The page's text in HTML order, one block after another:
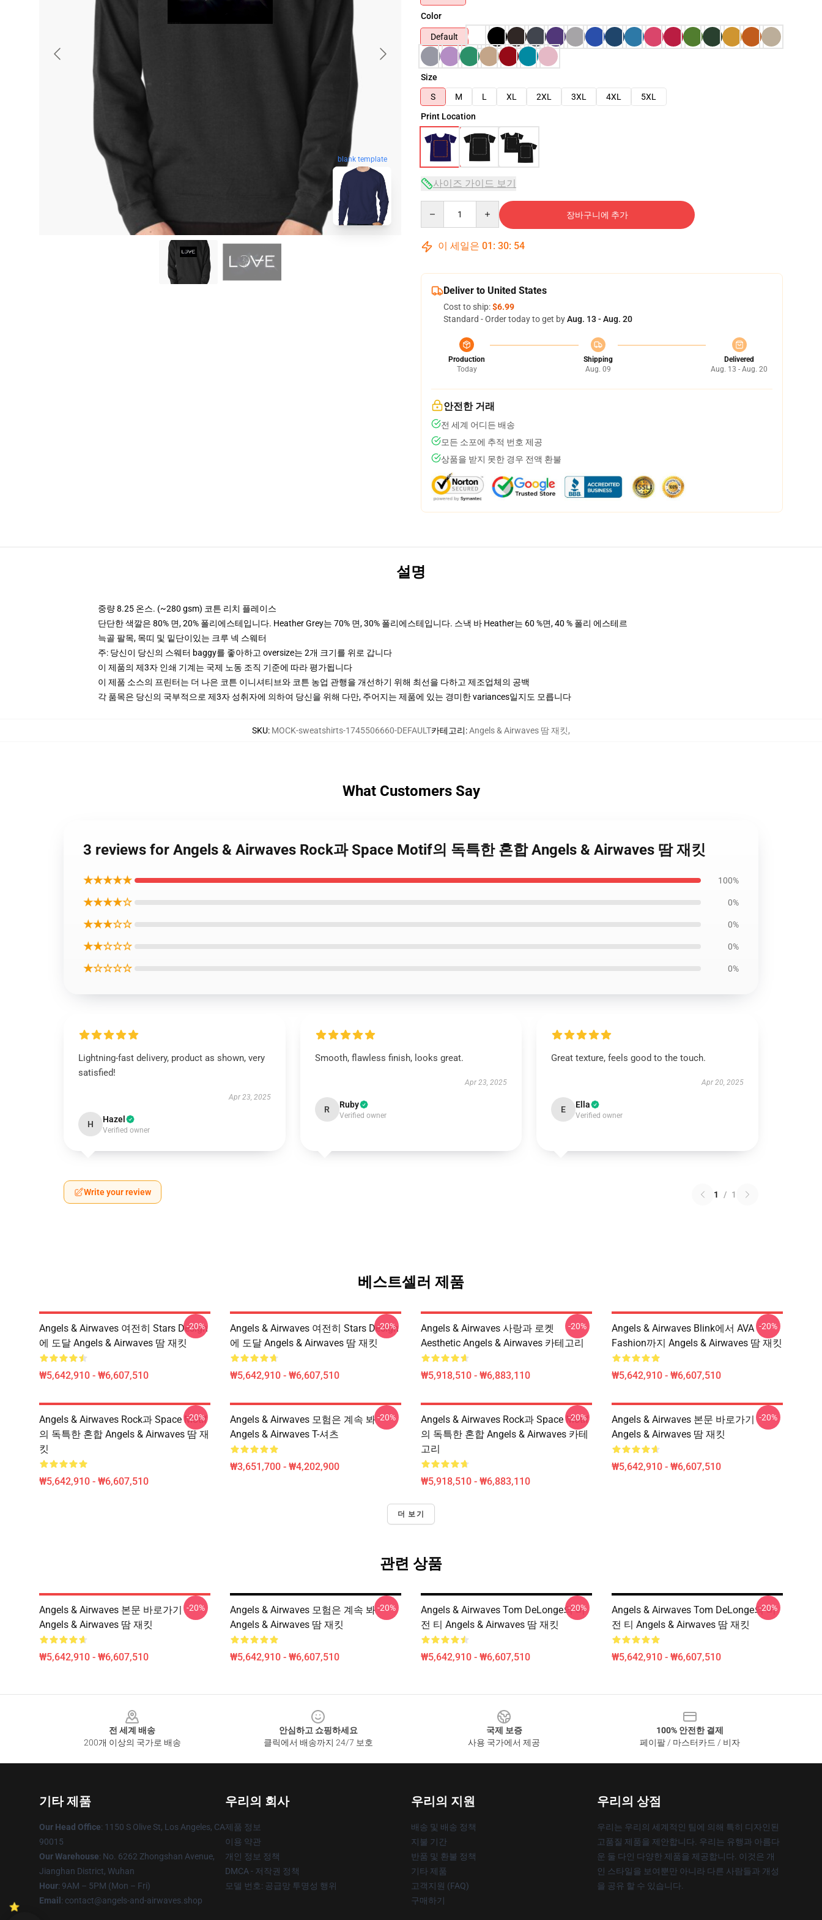
blank template
Color
Default
Size
S
M L XL 2XL 3XL 4XL
5XL
Print Location
사이즈 가이드 보기
장바구니에 추가
이 세일은 01 : 30: 53
Deliver to United States
Cost to ship:$6.99
Standard - Order today to get byAug. 13 - Aug. 20
Production
Today
Shipping
Aug. 09
Delivered
Aug. 13 - Aug. 20
안전한 거래
전 세계 어디든 배송
모든 소포에 추적 번호 제공
상품을 받지 못한 경우 전액 환불
설명
중량 8.25 온스. (~280 gsm) 코튼 리치 플레이스
단단한 색깔은 80% 면, 20% 폴리에스테입니다. Heather Grey는 70% 면, 30% 폴리에스테입니다. 스낵 바 Heather는 60 %면, 40 % 폴리 에스테르
늑골 팔목, 목띠 및 밑단이있는 크루 넥 스웨터
주: 당신이 당신의 스웨터 baggy를 좋아하고 oversize는 2개 크기를 위로 갑니다
이 제품의 제3자 인쇄 기계는 국제 노동 조직 기준에 따라 평가됩니다
이 제품 소스의 프린터는 더 나은 코튼 이니셔티브와 코튼 농업 관행을 개선하기 위해 최선을 다하고 제조업체의 공백
각 품목은 당신의 국부적으로 제3자 성취자에 의하여 당신을 위해 다만, 주어지는 제품에 있는 경미한 variances일지도 모릅니다
SKU: MOCK-sweatshirts-1745506660-DEFAULT카테고리:Angels & Airwaves 땀 재킷,
What Customers Say
3 reviews for Angels & Airwaves Rock과 Space Motif의 독특한 혼합 Angels & Airwaves 땀 재킷
★★★★★ 100%
★★★★☆ 0%
★★★☆☆ 0%
★★☆☆☆ 0%
★☆☆☆☆ 0%
Lightning-fast delivery, product as shown, very
satisfied!
Apr 23, 2025
H Hazel
Verified owner
Smooth, flawless finish, looks great.
Apr 23, 2025
R Ruby
Verified owner
Great texture, feels good to the touch.
Apr 20, 2025
E Ella
Verified owner
Write your review 1 / 1
베스트셀러 제품
Angels & Airwaves 여전히 Stars Design
에 도달 Angels & Airwaves 땀 재킷
₩5,642,910 - ₩6,607,510
-20%
Angels & Airwaves 여전히 Stars Design
에 도달 Angels & Airwaves 땀 재킷
₩5,642,910 - ₩6,607,510
-20%
Angels & Airwaves 사랑과 로켓
Aesthetic Angels & Airwaves 카테고리
₩5,918,510 - ₩6,883,110
-20%
Angels & Airwaves Blink에서 AVA
Fashion까지 Angels & Airwaves 땀 재킷
₩5,642,910 - ₩6,607,510
-20%
Angels & Airwaves Rock과 Space Motif
의 독특한 혼합 Angels & Airwaves 땀 재
킷
₩5,642,910 - ₩6,607,510
-20%
Angels & Airwaves 모험은 계속 봐
Angels & Airwaves T-셔츠
₩3,651,700 - ₩4,202,900
-20%
Angels & Airwaves Rock과 Space Motif
의 독특한 혼합 Angels & Airwaves 카테
고리
₩5,918,510 - ₩6,883,110
-20%
Angels & Airwaves 본문 바로가기
Angels & Airwaves 땀 재킷
₩5,642,910 - ₩6,607,510
-20%
더 보기
관련 상품
Angels & Airwaves 본문 바로가기
Angels & Airwaves 땀 재킷
₩5,642,910 - ₩6,607,510
-20%
Angels & Airwaves 모험은 계속 봐
Angels & Airwaves 땀 재킷
₩5,642,910 - ₩6,607,510
-20%
Angels & Airwaves Tom DeLonge의 비
전 티 Angels & Airwaves 땀 재킷
₩5,642,910 - ₩6,607,510
-20%
Angels & Airwaves Tom DeLonge의 비
전 티 Angels & Airwaves 땀 재킷
₩5,642,910 - ₩6,607,510
-20%
전 세계 배송
200개 이상의 국가로 배송
안심하고 쇼핑하세요
클릭에서 배송까지 24/7 보호
국제 보증
사용 국가에서 제공
100% 안전한 결제
페이팔 / 마스터카드 / 비자
기타 제품
Our Head Office: 1150 S Olive St, Los Angeles, CA
90015
Our Warehouse: No. 6262 Zhongshan Avenue,
Jianghan District, Wuhan
Hour: 9AM – 5PM (Mon – Fri)
Email : contact@angels-and-airwaves.shop
우리의 회사
제품 정보
이용 약관
개인 정보 정책
DMCA - 저작권 정책
모델 번호: 공급망 투명성 행위
우리의 지원
배송 및 배송 정책
지불 기간
반품 및 환불 정책
기타 제품
고객지원 (FAQ)
구매하기
우리의 상점
우리는 우리의 세계적인 팀에 의해 특히 디자인된
고품질 제품을 제안합니다. 우리는 유행과 아름다
운 둘 다인 다양한 제품을 제공합니다. 이것은 개
인 스타일을 보여뿐만 아니라 다른 사람들과 개성
을 공유 할 수 있습니다.